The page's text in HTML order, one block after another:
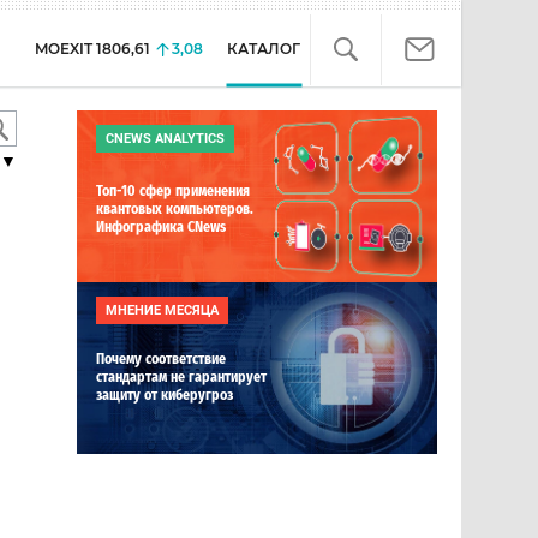
MOEXIT 1806,61 3,08 КАТАЛОГ
CNEWS ANALYTICS
Топ-10 сфер применения
квантовых компьютеров.
Инфографика CNews
МНЕНИЕ МЕСЯЦА
Почему соответствие
стандартам не гарантирует
защиту от киберугроз